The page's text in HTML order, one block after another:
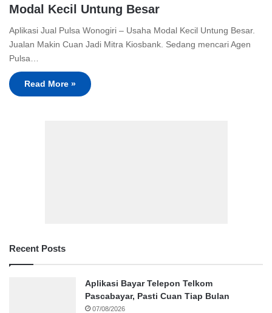
Modal Kecil Untung Besar
Aplikasi Jual Pulsa Wonogiri – Usaha Modal Kecil Untung Besar.
Jualan Makin Cuan Jadi Mitra Kiosbank. Sedang mencari Agen
Pulsa…
Read More »
Recent Posts
Aplikasi Bayar Telepon Telkom
Pascabayar, Pasti Cuan Tiap Bulan
07/08/2026